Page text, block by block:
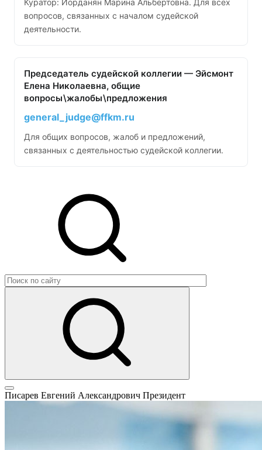
вопросов, связанных с началом судейской
деятельности.
Председатель судейской коллегии — Эйсмонт
Елена Николаевна, общие
вопросы\жалобы\предложения
general_judge@ffkm.ru
Для общих вопросов, жалоб и предложений,
связанных с деятельностью судейской коллегии.
Писарев Евгений Александрович Президент